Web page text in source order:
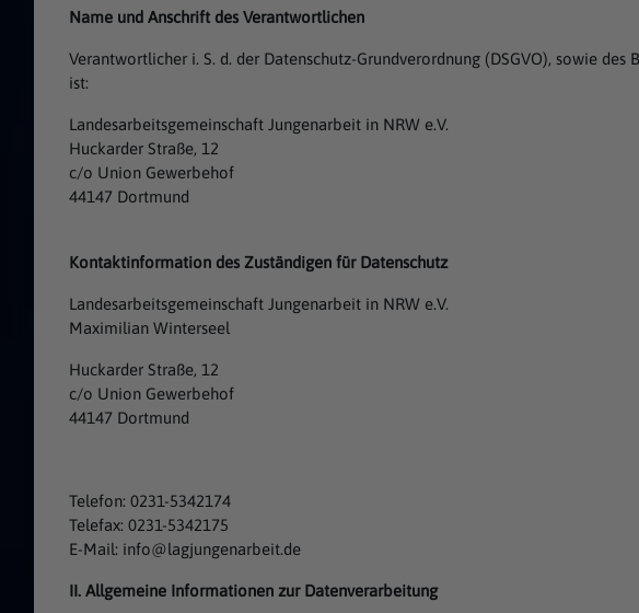
Name und Anschrift des Verantwortlichen
Verantwortlicher i. S. d. der Datenschutz-Grundverordnung (DSGVO), sowie
ist:
Landesarbeitsgemeinschaft Jungenarbeit in NRW e.V.
Huckarder Straße, 12
c/o Union Gewerbehof
44147 Dortmund
Kontaktinformation des Zuständigen für Datenschutz
Landesarbeitsgemeinschaft Jungenarbeit in NRW e.V.
Maximilian Winterseel
Huckarder Straße, 12
c/o Union Gewerbehof
44147 Dortmund
Telefon: 0231-5342174
Telefax: 0231-5342175
E-Mail: info@lagjungenarbeit.de
II. Allgemeine Informationen zur Datenverarbeitung